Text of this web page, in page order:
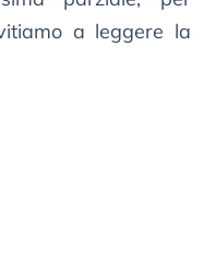
a leggere la